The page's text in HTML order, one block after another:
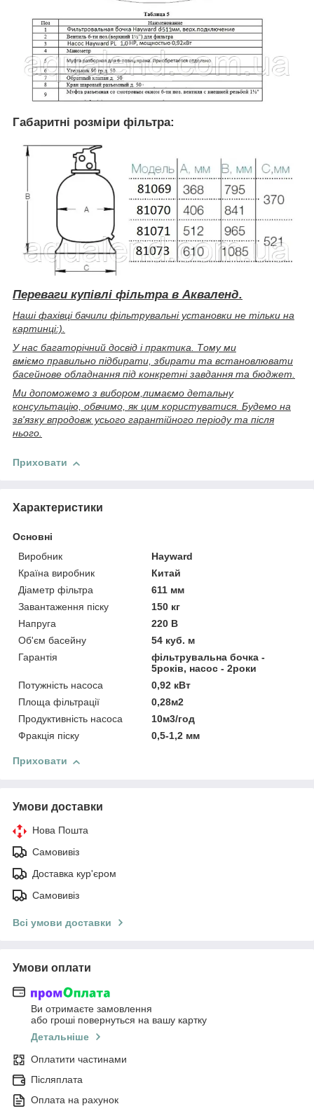
Габаритні розміри фільтра:
Переваги купівлі фільтра в Акваленд.
Наші фахівці бачили фільтрувальні установки не тільки на
картинці:).
У нас багаторічний досвід і практика. Тому ми
вміємо правильно підбирати, збирати та встановлювати
басейнове обладнання під конкретні завдання та бюджет.
Ми допоможемо з вибором,лимаємо детальну
консультацію, обвчимо, як цим користуватися. Будемо на
зв'язку впродовж усього гарантійного періоду та після
нього.
Приховати
Характеристики
Основні
Виробник
Hayward
Країна виробник
Китай
Діаметр фільтра
611 мм
Завантаження піску
150 кг
Напруга
220 В
Об'єм басейну
54 куб. м
Гарантія
фільтрувальна бочка -
5років, насос - 2роки
Потужність насоса
0,92 кВт
Площа фільтрації
0,28м2
Продуктивність насоса
10м3/год
Фракція піску
0,5-1,2 мм
Приховати
Умови доставки
Нова Пошта
Самовивіз
Доставка кур'єром
Самовивіз
Всі умови доставки
Умови оплати
Ви отримаєте замовлення
або гроші повернуться на вашу картку
Детальніше
Оплатити частинами
Післяплата
Оплата на рахунок